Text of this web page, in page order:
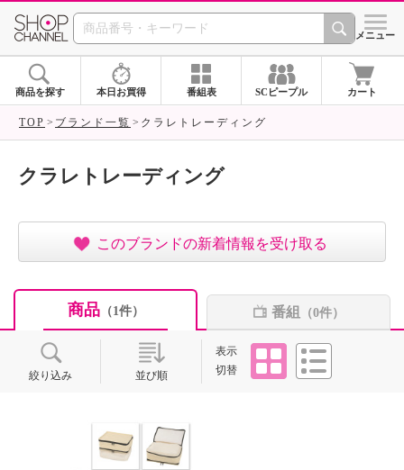
SHOP CHANNEL ショッ
メニュー
商品を探す 本日お買得 番組表 SCピープル カート
TOP ブランド一覧 クラレトレーディング
クラレトレーディング
このブランドの新着情報を受け取る
商品（1件） 番組 （0件）
絞り込み 並び順
表示
切替
タイル